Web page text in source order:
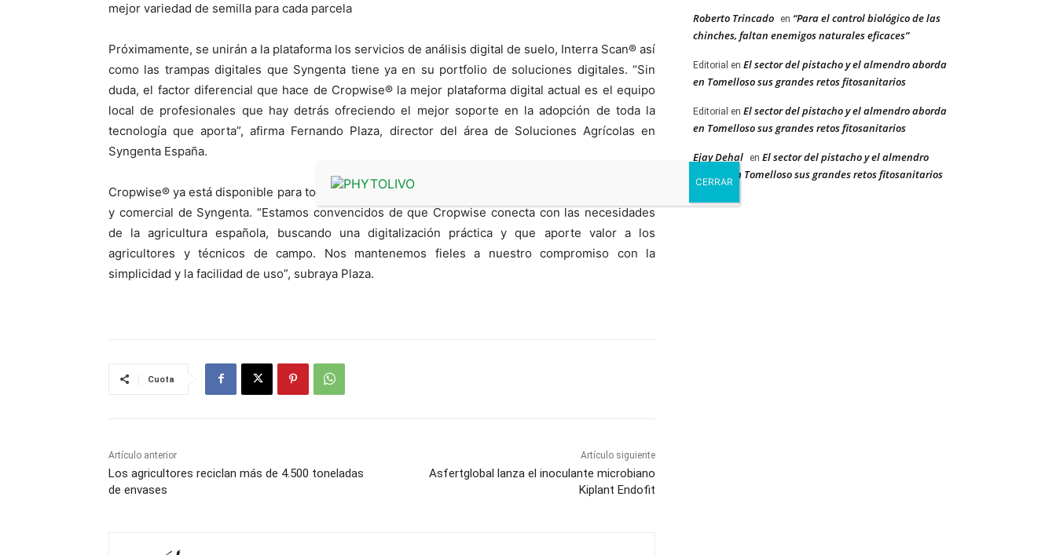
mejor variedad de semilla para cada parcela
Próximamente, se unirán a la plataforma los servicios de análisis digital de suelo, Interra Scan® así
como las trampas digitales que Syngenta tiene ya en su portfolio de soluciones digitales. “Sin
duda, el factor diferencial que hace de Cropwise® la mejor plataforma digital actual es el equipo
local de profesionales que hay detrás ofreciendo el mejor soporte en la adopción de toda la
tecnología que aporta”, afirma Fernando Plaza, director del área de Soluciones Agrícolas en
Syngenta España.
Cropwise® ya está disponible para todos los agricultores a través de la red de distribución técnica
y comercial de Syngenta. “Estamos convencidos de que Cropwise conecta con las necesidades
de la agricultura española, buscando una digitalización práctica y que aporte valor a los
agricultores y técnicos de campo. Nos mantenemos fieles a nuestro compromiso con la
simplicidad y la facilidad de uso”, subraya Plaza.
Cuota
Artículo anterior
Los agricultores reciclan más de 4.500 toneladas
de envases
Artículo siguiente
Asfertglobal lanza el inoculante microbiano
Kiplant Endofit
Roberto Trincado en “Para el control biológico de las
chinches, faltan enemigos naturales eficaces”
Editorial en El sector del pistacho y el almendro aborda
en Tomelloso sus grandes retos fitosanitarios
Editorial en El sector del pistacho y el almendro aborda
en Tomelloso sus grandes retos fitosanitarios
Ejay Dehal en El sector del pistacho y el almendro
aborda en Tomelloso sus grandes retos fitosanitarios